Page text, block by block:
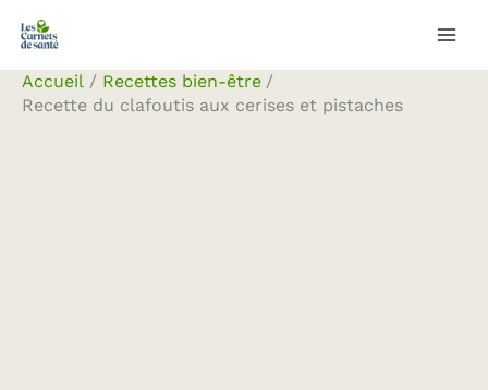
Aller
contenu
Accueil
Recettes bien-être
Recette du clafoutis aux cerises et pistaches
Rechercher